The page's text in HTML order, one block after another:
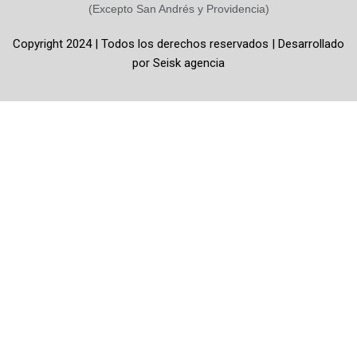
o
-
r
m
e
(Excepto San Andrés y Providencia)
Copyright 2024 | Todos los derechos reservados | Desarrollado
por Seisk agencia